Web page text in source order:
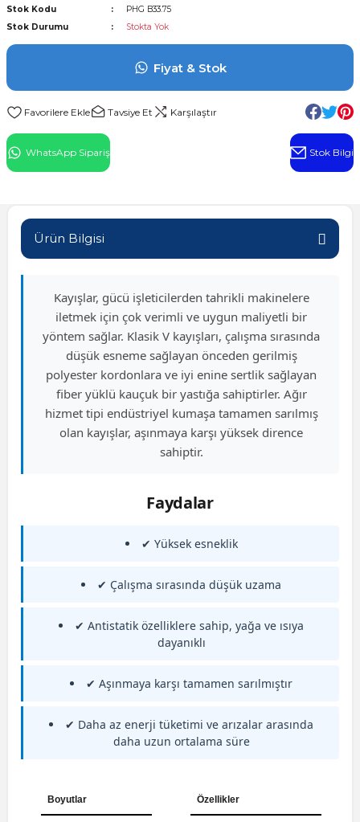
Rulman
Stok Kodu
PHG B33.75
Stok Durumu
Stokta Yok
Fiyat & Stok
Tavsiye Et Karşılaştır
WhatsApp Sipariş Stok Bilgi
Ürün Bilgisi
Kayışlar, gücü işleticilerden tahrikli makinelere
iletmek için çok verimli ve uygun maliyetli bir
yöntem sağlar. Klasik V kayışları, çalışma sırasında
düşük esneme sağlayan önceden gerilmiş
polyester kordonlara ve iyi enine sertlik sağlayan
fiber yüklü kauçuk bir yastığa sahiptirler. Ağır
hizmet tipi endüstriyel kumaşa tamamen sarılmış
olan kayışlar, aşınmaya karşı yüksek dirence
sahiptir.
Faydalar
✔ Yüksek esneklik
✔ Çalışma sırasında düşük uzama
✔ Antistatik özelliklere sahip, yağa ve ısıya
dayanıklı
✔ Aşınmaya karşı tamamen sarılmıştır
✔ Daha az enerji tüketimi ve arızalar arasında
daha uzun ortalama süre
Boyutlar Özellikler